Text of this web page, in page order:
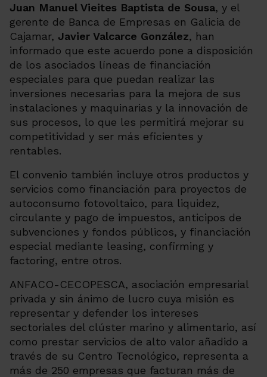
Juan Manuel Vieites Baptista de Sousa, y el
gerente de Banca de Empresas en Galicia de
Cajamar, Javier Valcarce González, han
informado que este acuerdo pone a disposición
de los asociados líneas de financiación
especiales para que puedan realizar las
inversiones necesarias para la mejora de sus
instalaciones y maquinarias y la innovación de
sus procesos, lo que les permitirá mejorar su
competitividad y ser más eficientes y
rentables.
El convenio también incluye otros productos y
servicios como financiación para proyectos de
autoconsumo fotovoltaico, para liquidez,
circulante y pago de impuestos, anticipos de
subvenciones y fondos públicos, y financiación
especial mediante leasing, confirming y
factoring, entre otros.
ANFACO-CECOPESCA, asociación empresarial
privada y sin ánimo de lucro cuya misión es
representar y defender los intereses
sectoriales del clúster marino y alimentario, así
como prestar servicios de alto valor añadido a
través de su Centro Tecnológico, representa a
más de 250 empresas que facturan más de